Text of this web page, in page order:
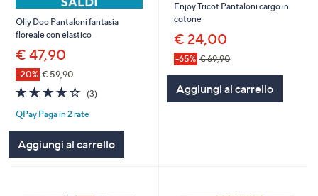
Olly Doo Pantaloni fantasia
floreale con elastico
€ 47,90
-20% € 59,90
4.0
of
5
(3)3
QPay Paga in 2 rate
Aggiungi al carrello
Enjoy Tricot Pantaloni cargo in
cotone
€ 24,00
-65% € 69,90
Aggiungi al carrello